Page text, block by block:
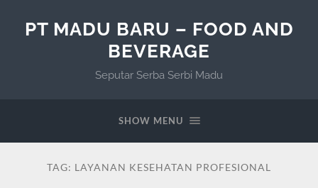
PT MADU BARU – FOOD AND
BEVERAGE
Seputar Serba Serbi Madu
SHOW MENU
TAG: LAYANAN KESEHATAN PROFESIONAL